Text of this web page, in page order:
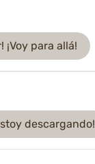
¡Voy para allá!
descargando!